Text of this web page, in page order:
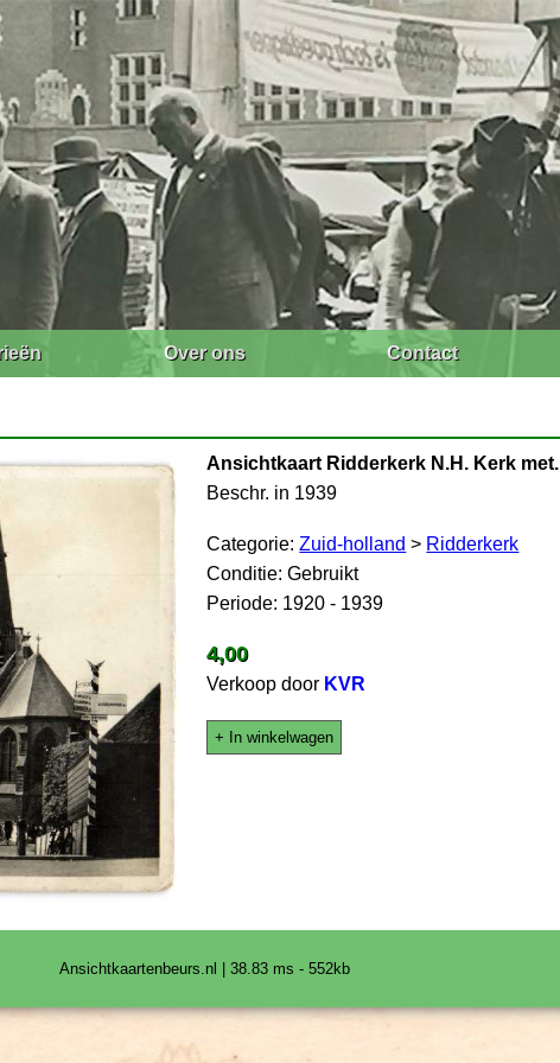
Over ons Contact
Ansichtkaart Ridderkerk N.H. Kerk met.
Beschr. in 1939
Categorie:Zuid-holland > Ridderkerk
Conditie: Gebruikt
Periode: 1920 - 1939
4,00
Verkoop door KVR
+ In winkelwagen
Ansichtkaartenbeurs.nl | 38.83 ms - 552kb